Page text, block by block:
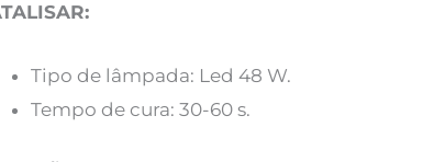
Tipo de lâmpada: Led 48 W.
Tempo de cura: 30-60 s.